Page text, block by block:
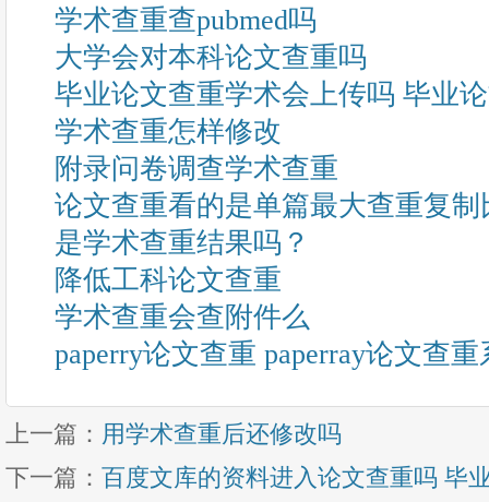
学术查重查pubmed吗
大学会对本科论文查重吗
毕业论文查重学术会上传吗 毕业
学术查重怎样修改
附录问卷调查学术查重
论文查重看的是单篇最大查重复
是学术查重结果吗？
降低工科论文查重
学术查重会查附件么
paperry论文查重 paperray论文查
上一篇： 用学术查重后还修改吗
下一篇： 百度文库的资料进入论文查重吗 毕